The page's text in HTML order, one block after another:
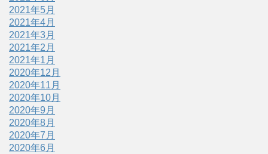
2021年5月
2021年4月
2021年3月
2021年2月
2021年1月
2020年12月
2020年11月
2020年10月
2020年9月
2020年8月
2020年7月
2020年6月